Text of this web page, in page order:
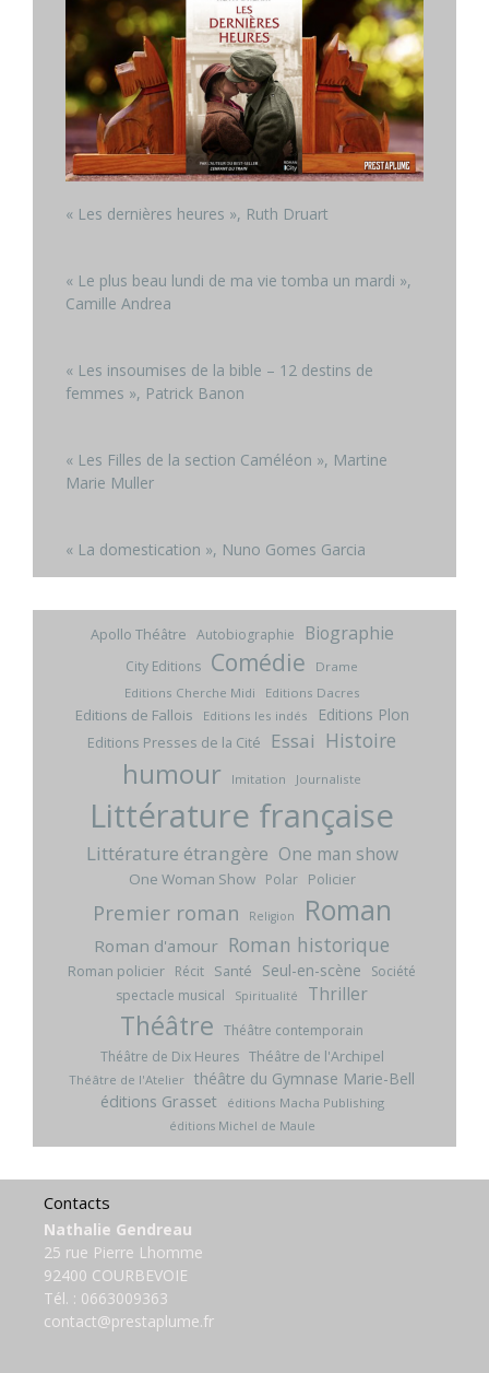
« Les dernières heures », Ruth Druart
« Le plus beau lundi de ma vie tomba un mardi »,
Camille Andrea
« Les insoumises de la bible – 12 destins de
femmes », Patrick Banon
« Les Filles de la section Caméléon », Martine
Marie Muller
« La domestication », Nuno Gomes Garcia
Apollo Théâtre Autobiographie Biographie
City Editions Comédie
Drame
Editions Cherche Midi
Editions Dacres
Editions de Fallois Editions les indés Editions Plon
Editions Presses de la Cité Essai Histoire
humour Imitation Journaliste
Littérature française
Littérature étrangère One man show
One Woman Show Polar Policier
Premier roman Religion Roman
Roman d'amour Roman historique
Roman policier Récit Santé Seul-en-scène
Société
spectacle musical
Spiritualité Thriller
Théâtre Théâtre contemporain
Théâtre de Dix Heures Théâtre de l'Archipel
Théâtre de l'Atelier théâtre du Gymnase Marie-Bell
éditions Grasset
éditions Macha Publishing
éditions Michel de Maule
Contacts
Nathalie Gendreau
25 rue Pierre Lhomme
92400 COURBEVOIE
Tél. : 0663009363
contact@prestaplume.fr